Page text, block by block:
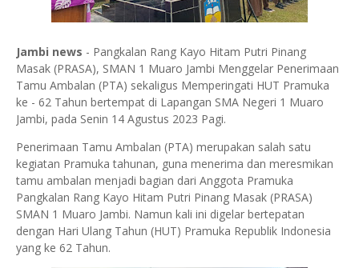
Jambi news - Pangkalan Rang Kayo Hitam Putri Pinang
Masak (PRASA), SMAN 1 Muaro Jambi Menggelar Penerimaan
Tamu Ambalan (PTA) sekaligus Memperingati HUT Pramuka
ke - 62 Tahun bertempat di Lapangan SMA Negeri 1 Muaro
Jambi, pada Senin 14 Agustus 2023 Pagi.
Penerimaan Tamu Ambalan (PTA) merupakan salah satu
kegiatan Pramuka tahunan, guna menerima dan meresmikan
tamu ambalan menjadi bagian dari Anggota Pramuka
Pangkalan Rang Kayo Hitam Putri Pinang Masak (PRASA)
SMAN 1 Muaro Jambi. Namun kali ini digelar bertepatan
dengan Hari Ulang Tahun (HUT) Pramuka Republik Indonesia
yang ke 62 Tahun.